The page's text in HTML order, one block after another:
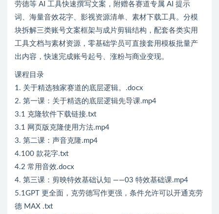
劳德等 AI 工具快速撰写文案，附赠各赛道专属 AI 提示
词、海量音效花字、影视资源清单、素材下载工具。分模
块拆解三类账号文案框架与成片剪辑结构，配套各类实用
工具文档与素材资源，零基础学员可直接套用模板批量产
出内容，快速完成账号起号、涨粉与商业变现。
课程目录
1. 关于精选独家赛道的底层逻辑。.docx
2. 第一课：关于精选的底层逻辑先导课.mp4
3.1 克隆软件下载链接.txt
3.1 网页版克隆使用方法.mp4
3. 第二课：声音克隆.mp4
4.100 款花字.txt
4.2 常用音效.docx
4. 第三课：剪映特效基础认知 ——03 特效基础课.mp4
5.1GPT 更全面，克劳德写作更强，条件允许可以开通克劳
德 MAX .txt